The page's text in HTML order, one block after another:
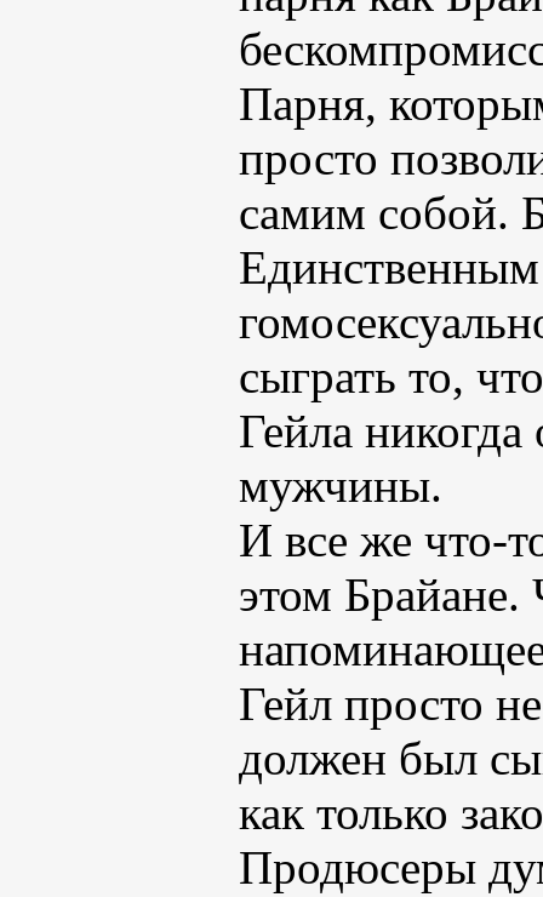
Парня,
просто
самим собой.
сыграть то,
Гейла
мужчины.
И все же что-
этом Брайане.
Гейл просто
должен был
как только
Продюсеры